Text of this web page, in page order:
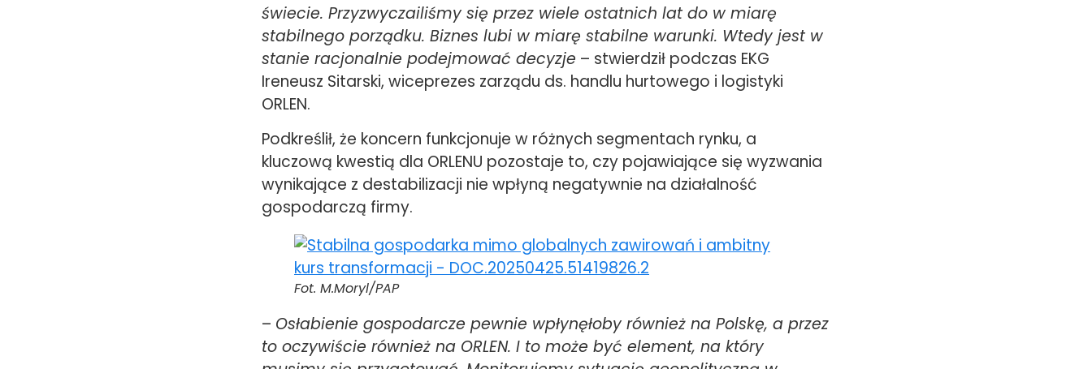
świecie. Przyzwyczailiśmy się przez wiele ostatnich lat do w miarę
stabilnego porządku. Biznes lubi w miarę stabilne warunki. Wtedy jest w
stanie racjonalnie podejmować decyzje – stwierdził podczas EKG
Ireneusz Sitarski, wiceprezes zarządu ds. handlu hurtowego i logistyki
ORLEN.
Podkreślił, że koncern funkcjonuje w różnych segmentach rynku, a
kluczową kwestią dla ORLENU pozostaje to, czy pojawiające się wyzwania
wynikające z destabilizacji nie wpłyną negatywnie na działalność
gospodarczą firmy.
Fot. M.Moryl/PAP
– Osłabienie gospodarcze pewnie wpłynęłoby również na Polskę, a przez
to oczywiście również na ORLEN. I to może być element, na który